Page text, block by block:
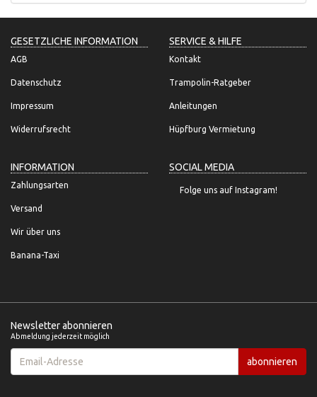
GESETZLICHE INFORMATION
AGB
Datenschutz
Impressum
Widerrufsrecht
SERVICE & HILFE
Kontakt
Trampolin-Ratgeber
Anleitungen
Hüpfburg Vermietung
INFORMATION
Zahlungsarten
Versand
Wir über uns
Banana-Taxi
SOCIAL MEDIA
Folge uns auf Instagram!
Newsletter abonnieren
Abmeldung jederzeit möglich
Email-
Adresse
abonnieren